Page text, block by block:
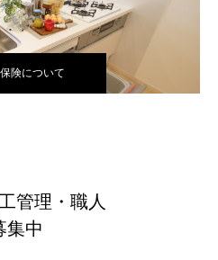
険について
管理・職人
集中